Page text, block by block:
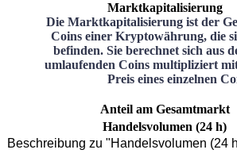
Marktkapitalisierung
Die Marktkapitalisierung ist der
Coins einer Kryptowährung, die
befinden. Sie berechnet sich aus
umlaufenden Coins multipliziert
Preis eines einzelnen
Anteil am Gesamtmarkt
Handelsvolumen (24 h)
Beschreibung zu "Handelsvolumen (24